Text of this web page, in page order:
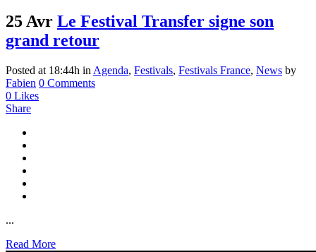
25 Avr Le Festival Transfer signe son
grand retour
Posted at 18:44h in Agenda, Festivals, Festivals France, News by
Fabien 0 Comments
0 Likes
Share
...
Read More